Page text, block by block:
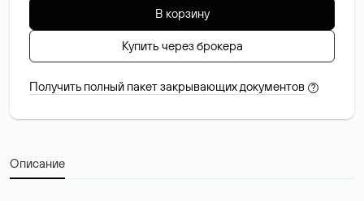
В корзину
Купить через брокера
Получить полный пакет закрывающих документов ?
Описание